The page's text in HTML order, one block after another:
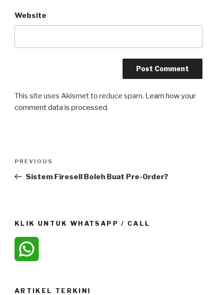
Website
This site uses Akismet to reduce spam. Learn how your
comment data is processed.
Previous
Post
PREVIOUS
Sistem Firesell Boleh Buat Pre-Order?
KLIK UNTUK WHATSAPP / CALL
ARTIKEL TERKINI